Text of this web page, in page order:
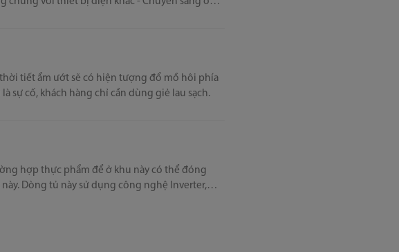
tiết ẩm ướt sẽ có hiện tượng đổ mồ hôi phía
cố, khách hàng chỉ cần dùng giẻ lau sạch.
hợp thực phẩm để ở khu này có thể đóng
Dòng tủ này sử dụng công nghệ Inverter,
tụ hơi nước do sự gặp nhau giữa khí lạnh và